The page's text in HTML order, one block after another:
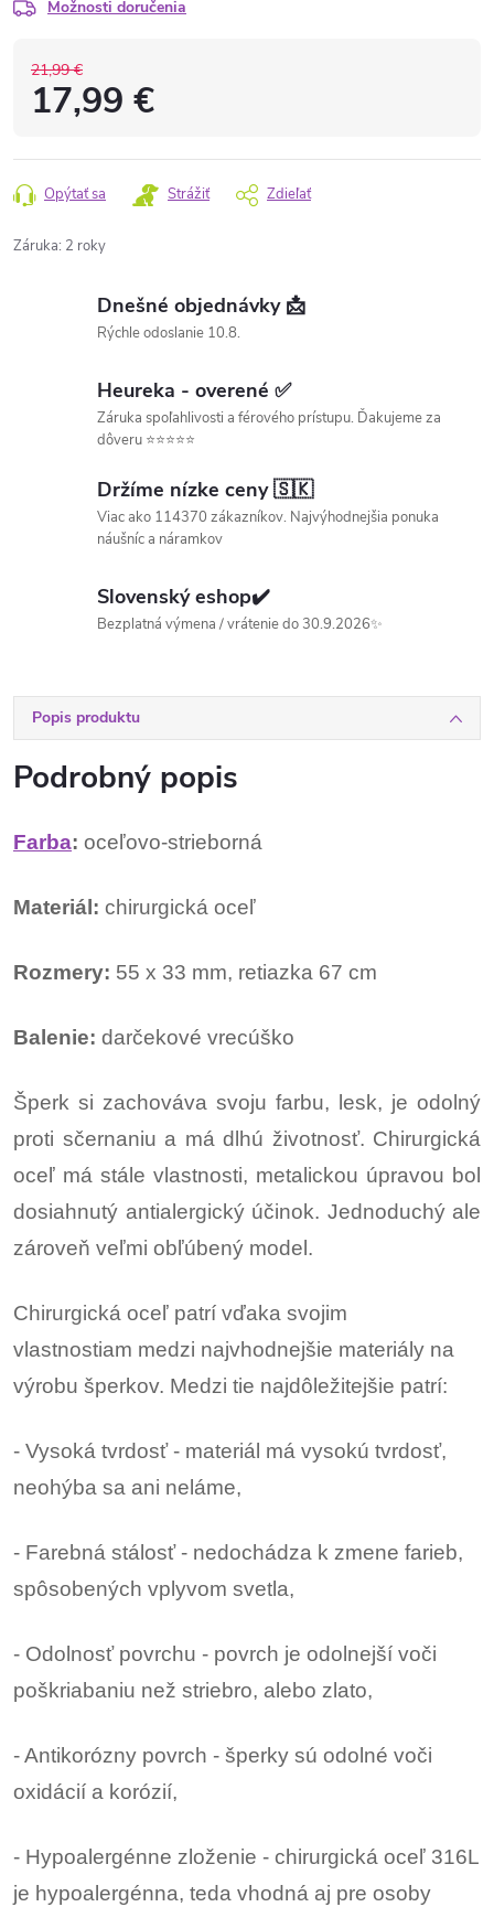
Možnosti doručenia
21,99 €
17,99 €
Opýtať sa Strážiť Zdieľať
Záruka: 2 roky
Dnešné objednávky 📩
Rýchle odoslanie 10.8.
Heureka - overené ✅
Záruka spoľahlivosti a férového prístupu. Ďakujeme za
dôveru ⭐⭐⭐⭐⭐
Držíme nízke ceny 🇸🇰
Viac ako 114370 zákazníkov. Najvýhodnejšia ponuka
náušníc a náramkov
Slovenský eshop✔️
Bezplatná výmena / vrátenie do 30.9.2026✨
Popis produktu
Podrobný popis
Farba: oceľovo-strieborná
Materiál: chirurgická oceľ
Rozmery: 55 x 33 mm, retiazka 67 cm
Balenie: darčekové vrecúško
Šperk si zachováva svoju farbu, lesk, je odolný
proti sčernaniu a má dlhú životnosť. Chirurgická
oceľ má stále vlastnosti, metalickou úpravou bol
dosiahnutý antialergický účinok. Jednoduchý ale
zároveň veľmi obľúbený model.
Chirurgická oceľ patrí vďaka svojim
vlastnostiam medzi najvhodnejšie materiály na
výrobu šperkov. Medzi tie najdôležitejšie patrí:
- Vysoká tvrdosť - materiál má vysokú tvrdosť,
neohýba sa ani neláme,
- Farebná stálosť - nedochádza k zmene farieb,
spôsobených vplyvom svetla,
- Odolnosť povrchu - povrch je odolnejší voči
poškriabaniu než striebro, alebo zlato,
- Antikorózny povrch - šperky sú odolné voči
oxidácií a korózií,
- Hypoalergénne zloženie - chirurgická oceľ 316L
je hypoalergénna, teda vhodná aj pre osoby